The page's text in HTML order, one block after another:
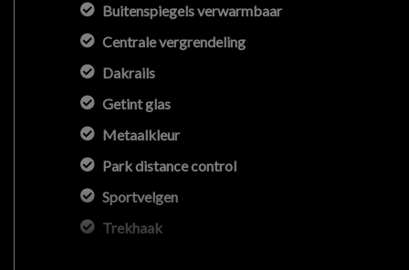
Buitenspiegels verwarmbaar
Centrale vergrendeling
Dakrails
Getint glas
Metaalkleur
Park distance control
Sportvelgen
Trekhaak